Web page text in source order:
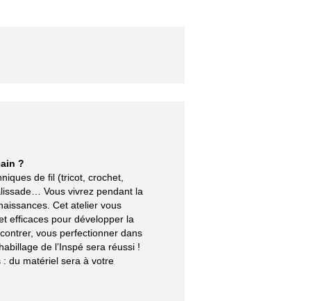
?
de fil (tricot, crochet,
Vous vivrez pendant la
Cet atelier vous
efficaces pour développer la
vous perfectionner dans
de l’Inspé sera réussi !
: du matériel sera à votre